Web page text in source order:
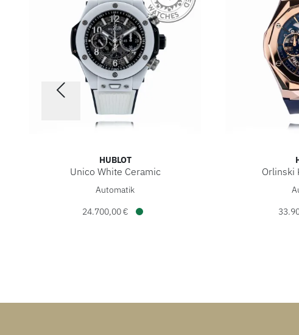
HUBLOT
Unico White Ceramic
Hublot Unico White Ceramic, Ref: 421.HX.1170.RX, Preis:
Automatik
24.700,00 €
Orlinski
Hublot